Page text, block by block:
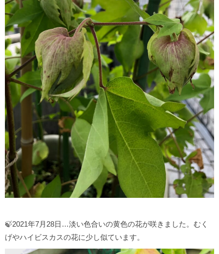
🍃2021年7月28日…淡い色合いの黄色の花が咲きました。むく
げやハイビスカスの花に少し似ています。